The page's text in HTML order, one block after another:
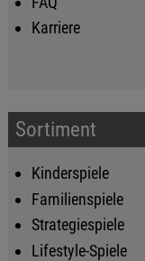
Karriere
Sortiment
Kinderspiele
Familienspiele
Strategiespiele
Lifestyle-Spiele